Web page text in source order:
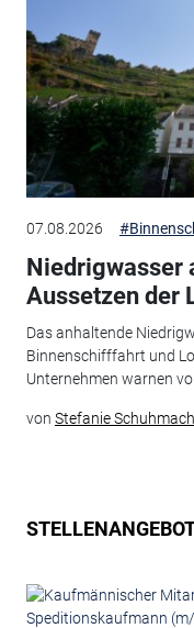
07.08.2026
Niedrigwasser
Aussetzen der
Das anhaltende
Binnenschifffahrt und
Unternehmen warnen
von Stefanie